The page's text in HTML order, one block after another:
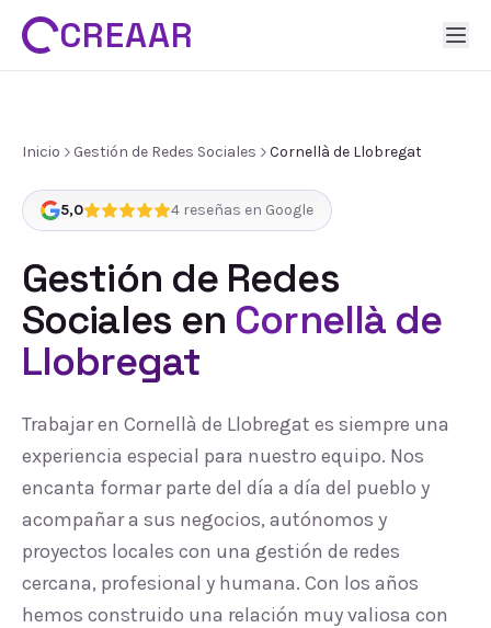
CREAAR
Inicio Gestión de Redes Sociales Cornellà de Llobregat
5,0 4 reseñas en Google
Gestión de Redes
Sociales en Cornellà de
Llobregat
Trabajar en Cornellà de Llobregat es siempre una
experiencia especial para nuestro equipo. Nos
encanta formar parte del día a día del pueblo y
acompañar a sus negocios, autónomos y
proyectos locales con una gestión de redes
cercana, profesional y humana. Con los años
hemos construido una relación muy valiosa con